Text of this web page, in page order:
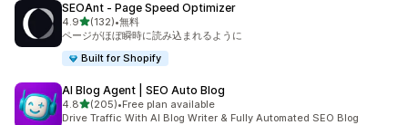
SEOAnt ‑ Page Speed Optimizer
4.95つ星中
(132)
合計レビュー数：132件
•無料
ページがほぼ瞬時に読み込まれるように
Built for Shopify
AI Blog Agent | SEO Auto Blog
4.85つ星中
(205)
合計レビュー数：205件
•Free plan available
Drive Traffic With AI Blog Writer & Fully Automated SEO Blog